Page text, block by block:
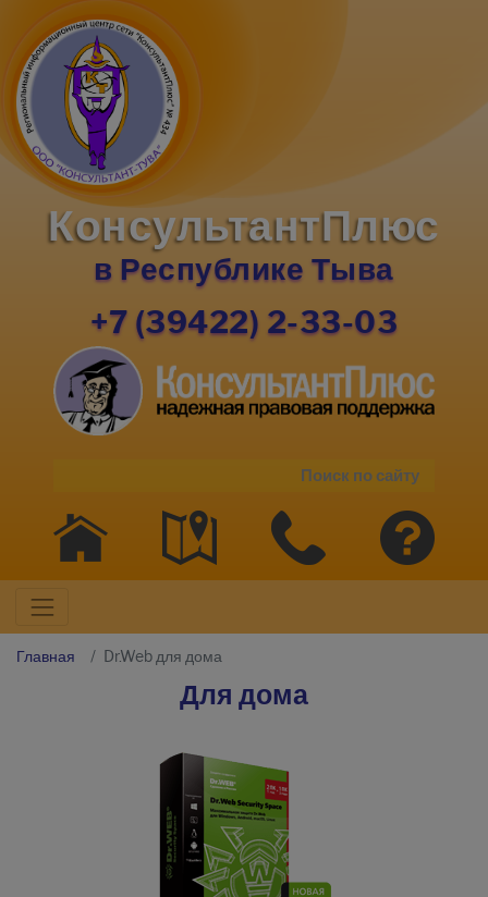
КонсультантПлюс
в Республике Тыва
+7 (39422) 2-33-03
Главная Dr.Web для дома
Для дома